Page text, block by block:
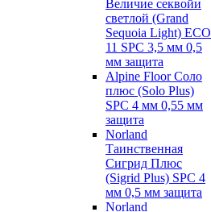
Величие секвойи
светлой (Grand
Sequoia Light) ECO
11 SPC 3,5 мм 0,5
мм защита
Alpine Floor Соло
плюс (Solo Plus)
SPC 4 мм 0,55 мм
защита
Norland
Таинственная
Сигрид Плюс
(Sigrid Plus) SPC 4
мм 0,5 мм защита
Norland